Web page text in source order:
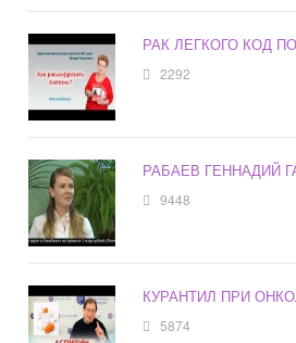
РАК ЛЕГКОГО КОД
2292
РАБАЕВ ГЕННАДИЙ
9448
КУРАНТИЛ ПРИ
5874